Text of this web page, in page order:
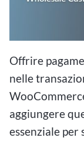
Offrire
nelle
aggiungere
essenziale per